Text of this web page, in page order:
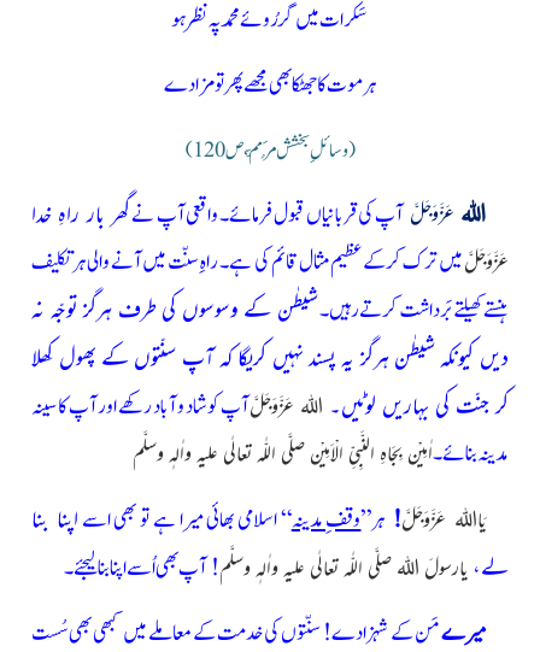
سَکرات میں گر رُوئے محمد پہ نظر ہو
ہر موت کا جھٹکا بھی مجھے پھر تو مزا دے
(وسائلِ بخشش مُرَمَّم، ص 120)
اللہ عَزَّوَجَلَّآپ کی قربانیاں قبول فرمائے۔ واقعی آپ نےگھر بار راہِ خدا
عَزَّوَجَلَّمیں ترک کرکے عظیم مثال قائم کی ہے۔ راہِ سنّت میں آنے والی ہر تکلیف
ہنستے کھیلتے بَرداشت کرتے رہیں۔شیطٰن کے وسوسوں کی طرف ہرگز توجّہ نہ
دیں کیونکہ شیطٰن ہرگز یہ پسند نہیں کریگا کہ آپ سنّتوں کے پھول کِھلا
کر جنّت کی بہاریں لوٹیں۔ اللہ عَزَّوَجَلَّآپ کوشاد و آباد رکھے اور آپ کا سینہ
مدینہ بنائے۔اٰمِیْن بِجَاہِ النَّبِیِّ الْاَمِیْن صلَّی اللّٰہ تعالٰی علیہِ واٰلہٖ وسلَّم
یَااللہ عَزَّوَجَلَّ! ہر”وقفِ مدینہ“اسلامی بھائی میرا ہے تو بھی اسےاپنا بنا
لے، یارسولَ اللہ صلَّی اللّٰہ تعالٰی علیہِ واٰلہٖ وسلَّم! آپ بھیاُسےاپنا بنا لیجئے۔
میرےمَن کے شہزادے! سنّتوں کی خدمت کے معاملے میں کبھی بھی سُست